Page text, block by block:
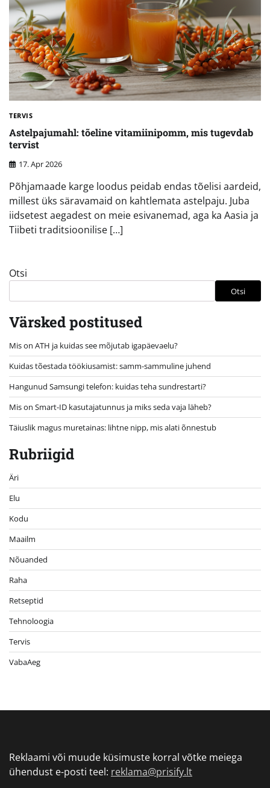
TERVIS
Astelpajumahl: tõeline vitamiinipomm, mis tugevdab
tervist
17. Apr 2026
Põhjamaade karge loodus peidab endas tõelisi aardeid,
millest üks säravamaid on kahtlemata astelpaju. Juba
iidsetest aegadest on meie esivanemad, aga ka Aasia ja
Tiibeti traditsioonilise […]
Otsi
Otsi
Värsked postitused
Mis on ATH ja kuidas see mõjutab igapäevaelu?
Kuidas tõestada töökiusamist: samm-sammuline juhend
Hangunud Samsungi telefon: kuidas teha sundrestarti?
Mis on Smart-ID kasutajatunnus ja miks seda vaja läheb?
Täiuslik magus muretainas: lihtne nipp, mis alati õnnestub
Rubriigid
Äri
Elu
Kodu
Maailm
Nõuanded
Raha
Retseptid
Tehnoloogia
Tervis
VabaAeg
Reklaami või muude küsimuste korral võtke meiega
ühendust e-posti teel: reklama@prisify.lt